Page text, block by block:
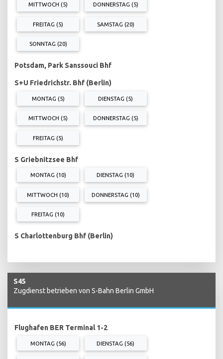
MITTWOCH (5) DONNERSTAG (5)
FREITAG (5) SAMSTAG (20)
SONNTAG (20)
Potsdam, Park Sanssouci Bhf
S+U Friedrichstr. Bhf (Berlin)
MONTAG (5) DIENSTAG (5)
MITTWOCH (5) DONNERSTAG (5)
FREITAG (5)
S Griebnitzsee Bhf
MONTAG (10) DIENSTAG (10)
MITTWOCH (10) DONNERSTAG (10)
FREITAG (10)
S Charlottenburg Bhf (Berlin)
S45
Zugdienst betrieben von S-Bahn Berlin GmbH
Flughafen BER Terminal 1-2
MONTAG (56) DIENSTAG (56)